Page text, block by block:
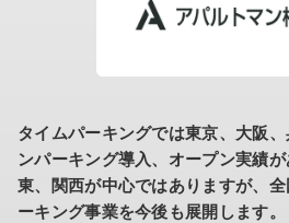
タイムパーキングでは東京、大阪
ンパーキング導入、オープン実績
東、関西が中心ではありますが、
ーキング事業を今後も展開します。